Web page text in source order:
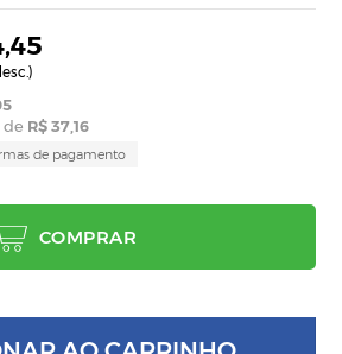
de R$ 37,16
de pagamento
COMPRAR